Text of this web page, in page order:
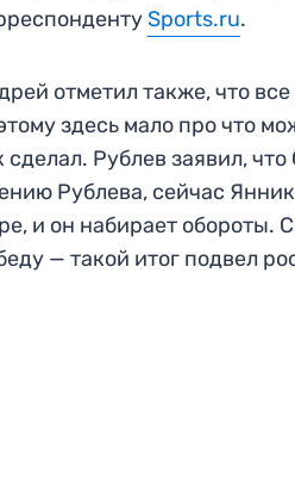
Sports.ru.
отметил также, что
здесь мало про что
сделал. Рублев заявил,
Рублева, сейчас
и он набирает обороты.
— такой итог подвел